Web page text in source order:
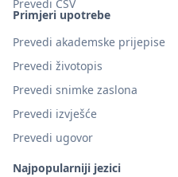
Primjeri upotrebe
Prevedi akademske prijepise
Prevedi životopis
Prevedi snimke zaslona
Prevedi izvješće
Prevedi ugovor
Najpopularniji jezici
Prevedi CSV